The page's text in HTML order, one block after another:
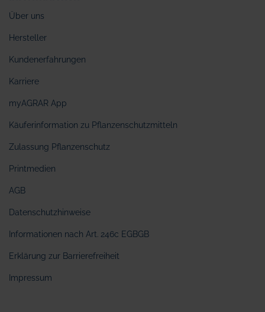
Über uns
Hersteller
Kundenerfahrungen
Karriere
myAGRAR App
Käuferinformation zu Pflanzenschutzmitteln
Zulassung Pflanzenschutz
Printmedien
AGB
Datenschutzhinweise
Informationen nach Art. 246c EGBGB
Erklärung zur Barrierefreiheit
Impressum